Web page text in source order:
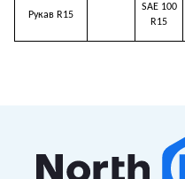
Рукав R15
SAE 100
R15